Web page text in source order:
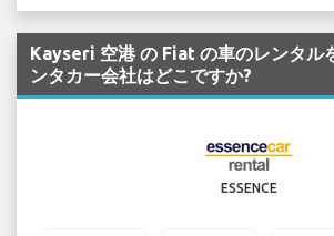
Kayseri 空港 の Fiat の車のレンタル
ンタカー会社はどこですか?
ESSENCE